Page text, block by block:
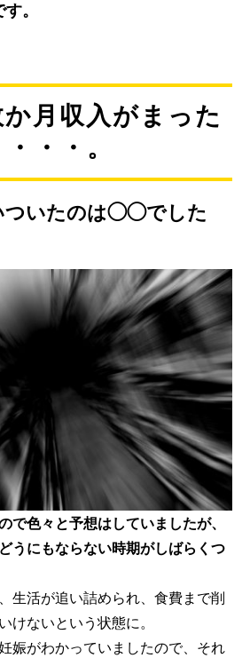
。
月収入がまった
・・。
ついたのは◯◯でした
で色々と予想はしていましたが、
うにもならない時期がしばらくつ
生活が追い詰められ、食費まで削
けないという状態に。
娠がわかっていましたので、それ